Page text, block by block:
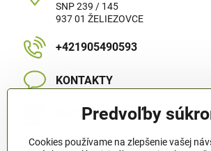
SNP 239 / 145
937 01 ŽELIEZOVCE
+421905490593
KONTAKTY
MAPA STRÁNKY
Predvoľby
Cookies používame na zlepšenie vašej